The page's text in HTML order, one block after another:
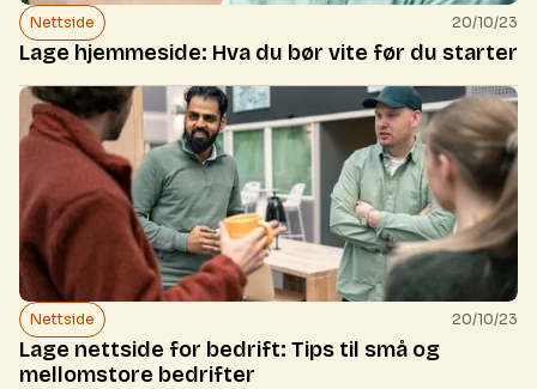
Nettside 20/10/23
Lage hjemmeside: Hva du bør vite før du starter
Nettside 20/10/23
Lage nettside for bedrift: Tips til små og
mellomstore bedrifter